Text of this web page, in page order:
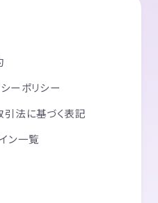
ーポリシー
法に基づく表記
ン一覧